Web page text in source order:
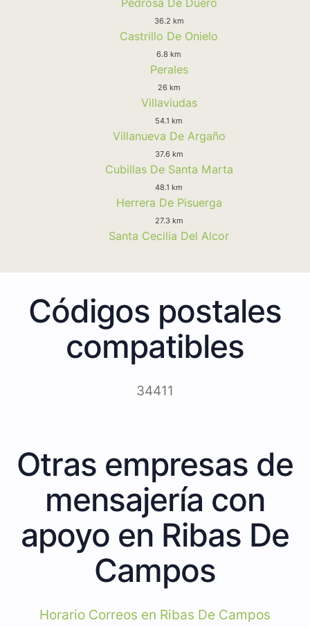
36.2 km
Castrillo De Onielo
6.8 km
Perales
26 km
Villaviudas
54.1 km
Villanueva De Argaño
37.6 km
Cubillas De Santa Marta
48.1 km
Herrera De Pisuerga
27.3 km
Santa Cecilia Del Alcor
Códigos postales
compatibles
34411
Otras empresas de
mensajería con
apoyo en Ribas De
Campos
Horario Correos en Ribas De Campos